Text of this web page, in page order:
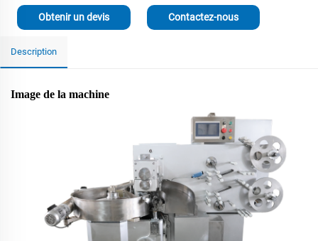
Obtenir un devis Contactez-nous
Description
Image de la machine